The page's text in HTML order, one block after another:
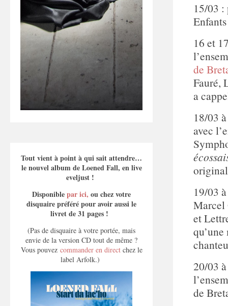
Tout vient à point à qui sait attendre…
le nouvel album de Loened Fall, en live
eveljust !
Disponiblepar ici, ou chez votre
disquaire préféré pour avoir aussi le
livret de 31 pages !
(Pas de disquaire à votre portée, mais
envie de la version CD tout de même ?
Vous pouvezcommander en directchez le
label Arfolk.)
15/03
16 et
de
Fauré,
a
18/03
avec
19/03
Marcel
et
20/03
de